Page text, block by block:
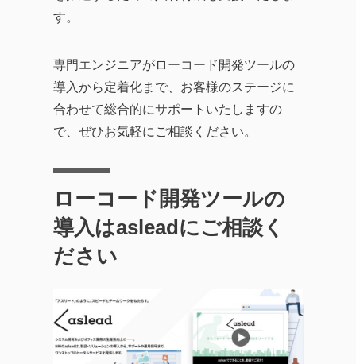
す。
専門エンジニアがローコード開発ツールの
導入から定着化まで、お客様のステージに
合わせて総合的にサポートいたしますの
で、ぜひお気軽にご相談ください。
ローコード開発ツールの
導入はasleadにご相談く
ださい